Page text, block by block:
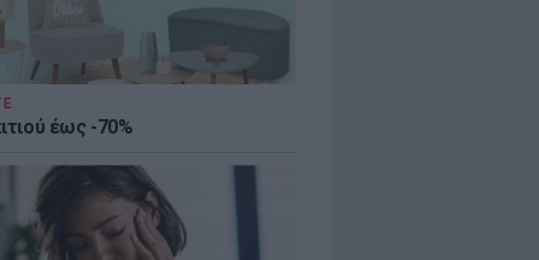
έως -70%